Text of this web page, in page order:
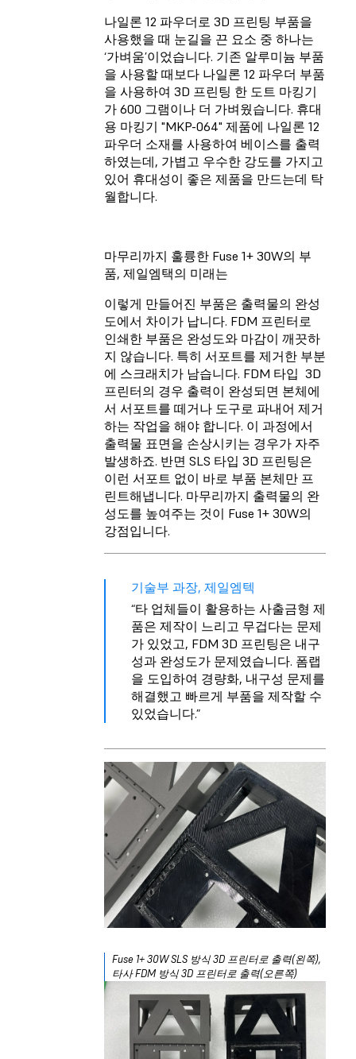
나일론 12 파우더로 3D 프린팅 부품을
사용했을 때 눈길을 끈 요소 중 하나는
‘가벼움’이었습니다. 기존 알루미늄 부품
을 사용할 때보다 나일론 12 파우더 부품
을 사용하여 3D 프린팅 한 도트 마킹기
가 600 그램이나 더 가벼웠습니다. 휴대
용 마킹기 "MKP-064" 제품에 나일론 12
파우더 소재를 사용하여 베이스를 출력
하였는데, 가볍고 우수한 강도를 가지고
있어 휴대성이 좋은 제품을 만드는데 탁
월합니다.
마무리까지 훌륭한 Fuse 1+ 30W의 부
품, 제일엠택의 미래는
이렇게 만들어진 부품은 출력물의 완성
도에서 차이가 납니다. FDM 프린터로
인쇄한 부품은 완성도와 마감이 깨끗하
지 않습니다. 특히 서포트를 제거한 부분
에 스크래치가 남습니다. FDM 타입 3D
프린터의 경우 출력이 완성되면 본체에
서 서포트를 떼거나 도구로 파내어 제거
하는 작업을 해야 합니다. 이 과정에서
출력물 표면을 손상시키는 경우가 자주
발생하죠. 반면 SLS 타입 3D 프린팅은
이런 서포트 없이 바로 부품 본체만 프
린트해냅니다. 마무리까지 출력물의 완
성도를 높여주는 것이 Fuse 1+ 30W의
강점입니다.
기술부 과장, 제일엠텍
“타 업체들이 활용하는 사출금형 제
품은 제작이 느리고 무겁다는 문제
가 있었고, FDM 3D 프린팅은 내구
성과 완성도가 문제였습니다. 폼랩
을 도입하여 경량화, 내구성 문제를
해결했고 빠르게 부품을 제작할 수
있었습니다.”
Fuse 1+ 30W SLS 방식 3D 프린터로 출력(왼쪽),
타사 FDM 방식 3D 프린터로 출력(오른쪽)